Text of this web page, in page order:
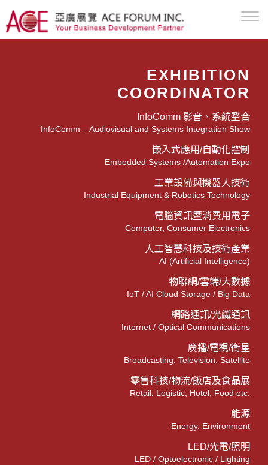
EXHIBITION
COORDINATOR
InfoComm 影音、系統整合
InfoComm – Audiovisual and Systems Integration Show
嵌入式應用/自動化控制
Embedded Systems /Automation Expo
工業設備與機器人技術
Industrial Equipment & Robotics Technology
電腦資訊暨消費用電子
Computer, Consumer Electronics
人工智慧科技及技術產業
AI (Artificial Intelligence)
物聯網/雲端/大數據
IoT / AI Cloud Storage / Big Data
網路通訊/光纖通訊
Internet / Optical Communications
廣播/電視/衛星
Broadcasting, Television, Satellite
零售科技/物流/飯店及食品展
Retail, Logistic, Hotel, Food etc.
能源
Energy, Environment
LED/光電/照明
LED / Optoelectronic / Lighting